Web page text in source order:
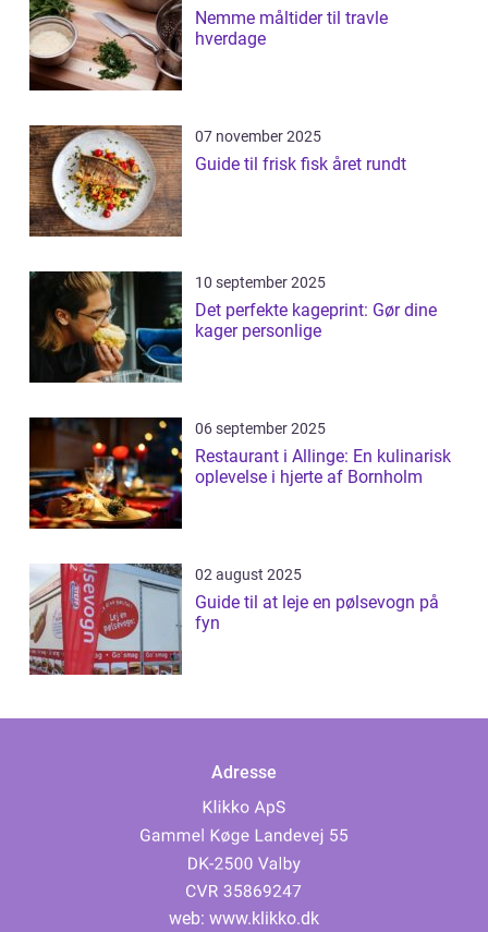
Nemme måltider til travle
hverdage
07 november 2025
Guide til frisk fisk året rundt
10 september 2025
Det perfekte kageprint: Gør dine
kager personlige
06 september 2025
Restaurant i Allinge: En kulinarisk
oplevelse i hjerte af Bornholm
02 august 2025
Guide til at leje en pølsevogn på
fyn
Adresse
web: www.klikko.dk